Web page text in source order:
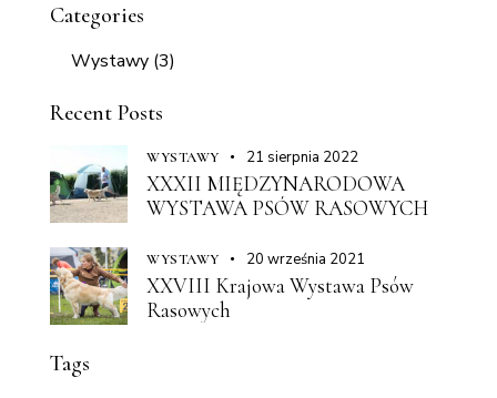
Categories
Wystawy (3)
Recent Posts
WYSTAWY 21 sierpnia 2022
XXXII MIĘDZYNARODOWA
WYSTAWA PSÓW RASOWYCH
WYSTAWY 20 września 2021
XXVIII Krajowa Wystawa Psów
Rasowych
Tags